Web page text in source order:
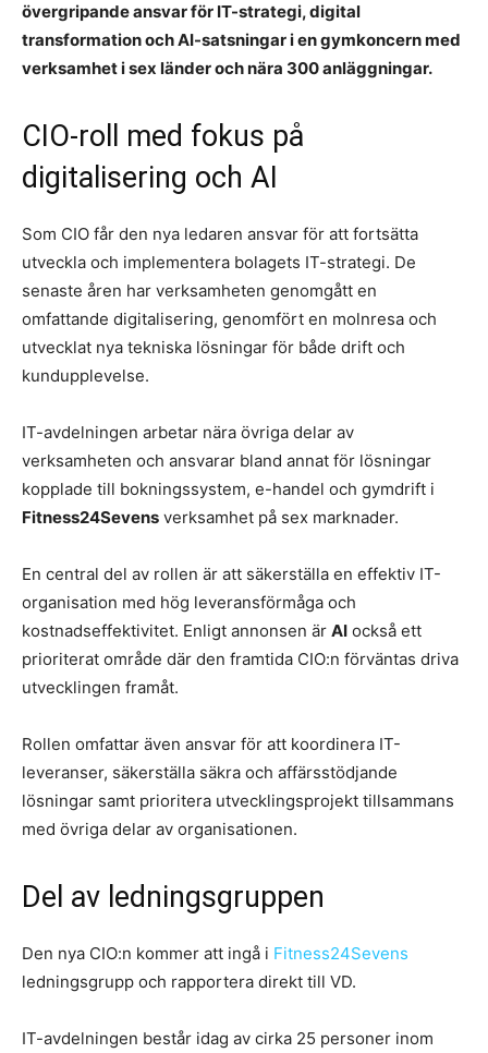
övergripande ansvar för IT-strategi, digital
transformation och AI-satsningar i en gymkoncern med
verksamhet i sex länder och nära 300 anläggningar.
CIO-roll med fokus på
digitalisering och AI
Som CIO får den nya ledaren ansvar för att fortsätta
utveckla och implementera bolagets IT-strategi. De
senaste åren har verksamheten genomgått en
omfattande digitalisering, genomfört en molnresa och
utvecklat nya tekniska lösningar för både drift och
kundupplevelse.
IT-avdelningen arbetar nära övriga delar av
verksamheten och ansvarar bland annat för lösningar
kopplade till bokningssystem, e-handel och gymdrift i
Fitness24Sevens verksamhet på sex marknader.
En central del av rollen är att säkerställa en effektiv IT-
organisation med hög leveransförmåga och
kostnadseffektivitet. Enligt annonsen är AI också ett
prioriterat område där den framtida CIO:n förväntas driva
utvecklingen framåt.
Rollen omfattar även ansvar för att koordinera IT-
leveranser, säkerställa säkra och affärsstödjande
lösningar samt prioritera utvecklingsprojekt tillsammans
med övriga delar av organisationen.
Del av ledningsgruppen
Den nya CIO:n kommer att ingå i Fitness24Sevens
ledningsgrupp och rapportera direkt till VD.
IT-avdelningen består idag av cirka 25 personer inom